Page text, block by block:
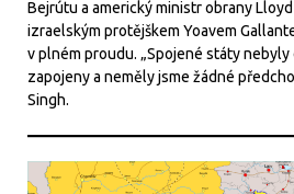
Bejrútu a americký ministr obrany
izraelským protějškem Yoavem
v plném proudu. „Spojené státy
zapojeny a neměly jsme žádné
Singh.